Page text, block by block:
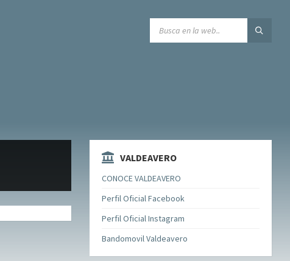
VALDEAVERO
CONOCE VALDEAVERO
Perfil Oficial Facebook
Perfil Oficial Instagram
Bandomovil Valdeavero